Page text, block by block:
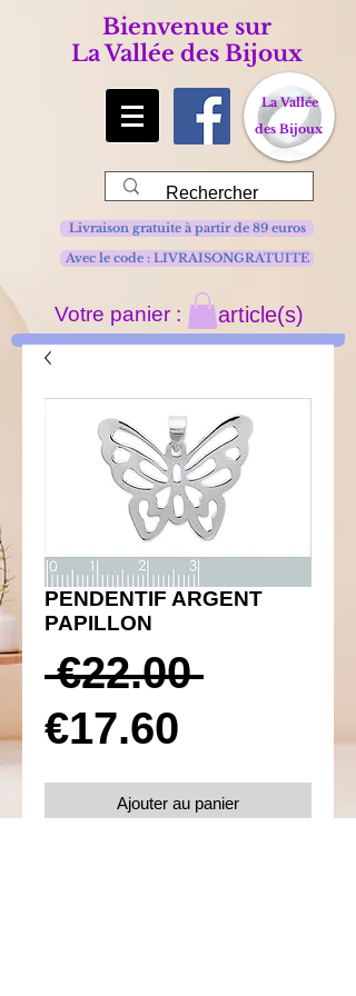
Bienvenue sur
La Vallée des Bijoux
La Vallée
des Bijoux
Avec le code : LIVRAISONGRATUITE
Livraison gratuite à partir de 89 euros
Votre panier : article(s)
PENDENTIF ARGENT
PAPILLON
€22.00 Prix
€17.60
Ajouter au panier